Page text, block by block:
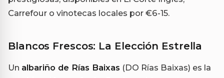
Carrefour o vinotecas locales por €6-15.
Blancos Frescos: La Elección Estrella
Un albariño de Rías Baixas (DO Rías Baixas) es la